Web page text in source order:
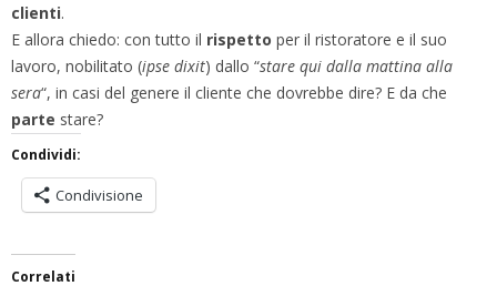
clienti.
E allora chiedo: con tutto il rispetto per il ristoratore e il suo
lavoro, nobilitato (ipse dixit) dallo “stare qui dalla mattina alla
sera“, in casi del genere il cliente che dovrebbe dire? E da che
parte stare?
Condividi:
Condivisione
Correlati